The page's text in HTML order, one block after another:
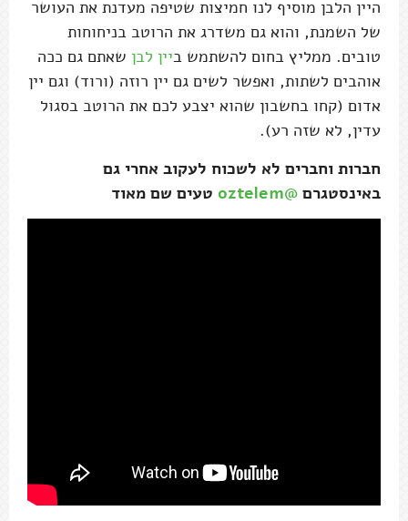
היין הלבן מוסיף לנו חמיצות שטיפה מעדנת את העושר
של השמנת, והוא גם משדרג את הרוטב בניחוחות
טובים. ממליץ בחום להשתמש ביין לבן שאתם גם ככה
אוהבים לשתות, ואפשר לשים גם יין רוזה (ורוד) וגם יין
אדום (קחו בחשבון שהוא יצבע לכם את הרוטב בסגול
עדין, לא שזה רע).
חברות וחברים לא לשכוח לעקוב אחרי גם
באינסטגרם @oztelem טעים שם מאוד